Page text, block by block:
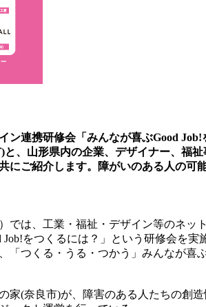
ン連携研修会「みんなが喜ぶGood
、山形県内の企業、デザイナー、福
ご紹介します。障がいのある人の可
は、工業・福祉・デザイン等のネ
をつくるには？」という研修会を
つくる・うる・つかう」みんなが喜
家(奈良市)が、障害のある人たちの創